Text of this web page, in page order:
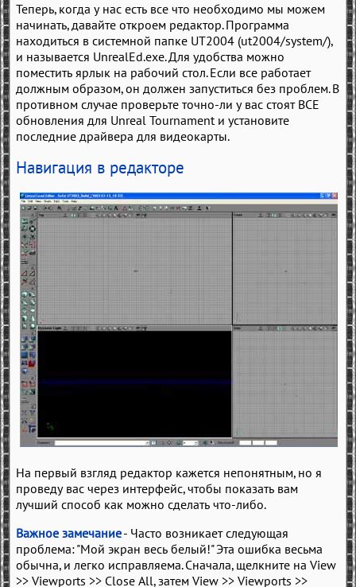
Теперь, когда у нас есть все что необходимо мы можем
начинать, давайте откроем редактор. Программа
находиться в системной папке UT2004 (ut2004/system/),
и называется UnrealEd.exe. Для удобства можно
поместить ярлык на рабочий стол. Если все работает
должным образом, он должен запуститься без проблем. В
противном случае проверьте точно-ли у вас стоят ВСЕ
обновления для Unreal Tournament и установите
последние драйвера для видеокарты.
Навигация в редакторе
На первый взгляд редактор кажется непонятным, но я
проведу вас через интерфейс, чтобы показать вам
лучший способ как можно сделать что-либо.
Важное замечание- Часто возникает следующая
проблема: "Мой экран весь белый!" Эта ошибка весьма
обычна, и легко исправляема. Сначала, щелкните на View
>> Viewports >> Close All, затем View >> Viewports >>